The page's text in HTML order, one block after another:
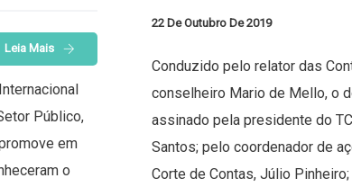
Leia Mais
Público,
em
o
22 De Outubro De 2019
Conduzido pelo relator das
conselheiro Mario de Mello, o
assinado pela presidente do
Santos; pelo coordenador de
Corte de Contas, Júlio